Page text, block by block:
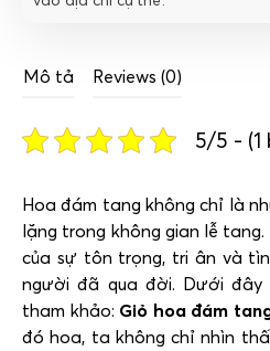
Mô tả Reviews (0)
5/5 - (1
Hoa đám tang không chỉ là
lặng trong không gian lễ
của sự tôn trọng, tri ân và
người đã qua đời. Dưới
tham khảo: Giỏ hoa đám
đó hoa, ta không chỉ nhìn